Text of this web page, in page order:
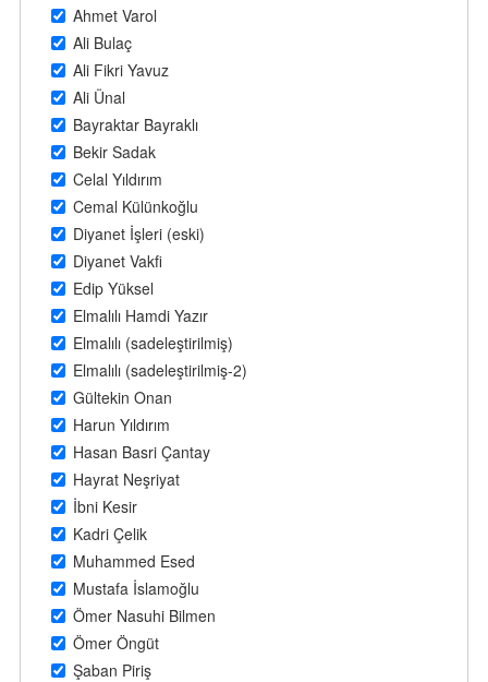
Ahmet Varol
Ali Bulaç
Ali Fikri Yavuz
Ali Ünal
Bayraktar Bayraklı
Bekir Sadak
Celal Yıldırım
Cemal Külünkoğlu
Diyanet İşleri (eski)
Diyanet Vakfi
Edip Yüksel
Elmalılı Hamdi Yazır
Elmalılı (sadeleştirilmiş)
Elmalılı (sadeleştirilmiş-2)
Gültekin Onan
Harun Yıldırım
Hasan Basri Çantay
Hayrat Neşriyat
İbni Kesir
Kadri Çelik
Muhammed Esed
Mustafa İslamoğlu
Ömer Nasuhi Bilmen
Ömer Öngüt
Şaban Piriş